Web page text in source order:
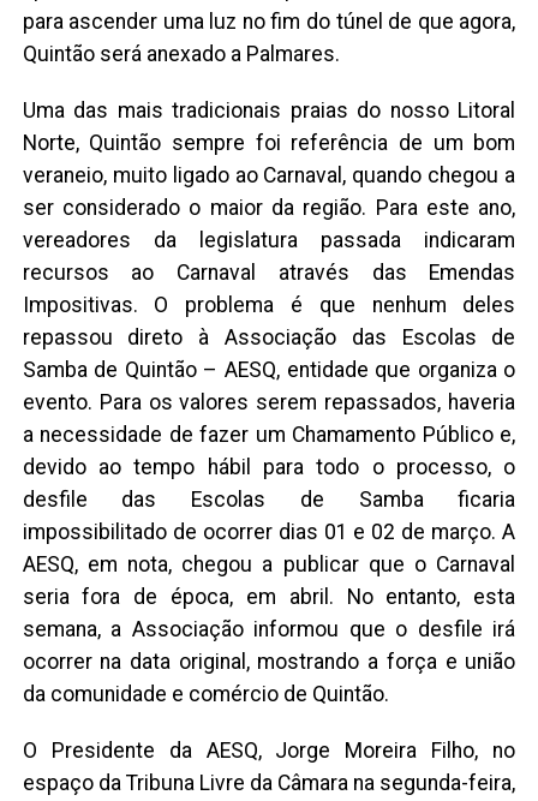
para ascender uma luz no fim do túnel de que agora,
Quintão será anexado a Palmares.
Uma das mais tradicionais praias do nosso Litoral
Norte, Quintão sempre foi referência de um bom
veraneio, muito ligado ao Carnaval, quando chegou a
ser considerado o maior da região. Para este ano,
vereadores da legislatura passada indicaram
recursos ao Carnaval através das Emendas
Impositivas. O problema é que nenhum deles
repassou direto à Associação das Escolas de
Samba de Quintão – AESQ, entidade que organiza o
evento. Para os valores serem repassados, haveria
a necessidade de fazer um Chamamento Público e,
devido ao tempo hábil para todo o processo, o
desfile das Escolas de Samba ficaria
impossibilitado de ocorrer dias 01 e 02 de março. A
AESQ, em nota, chegou a publicar que o Carnaval
seria fora de época, em abril. No entanto, esta
semana, a Associação informou que o desfile irá
ocorrer na data original, mostrando a força e união
da comunidade e comércio de Quintão.
O Presidente da AESQ, Jorge Moreira Filho, no
espaço da Tribuna Livre da Câmara na segunda-feira,